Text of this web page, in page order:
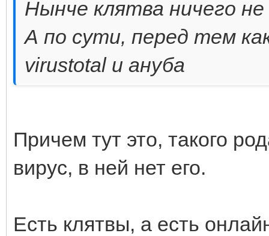
Нынче клятва ничего
А по сути, перед тем
virustotal и ануба
Причем тут это, такого
вирус, в ней нет его.
Есть клятвы, а есть